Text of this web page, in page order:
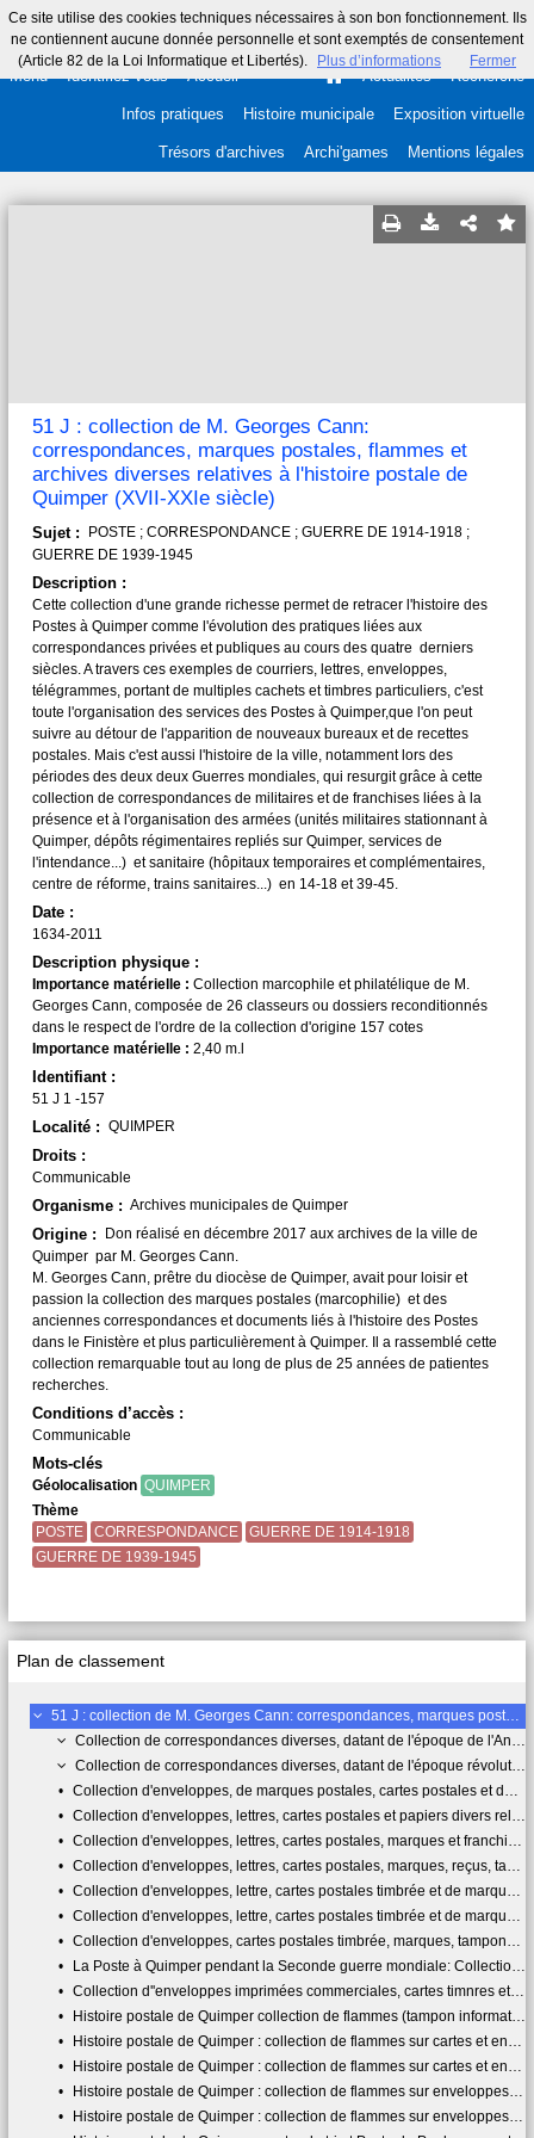
Ce site utilise des cookies techniques nécessaires à son bon fonctionnement. Ils
ne contiennent aucune donnée personnelle et sont exemptés de consentement
(Article 82 de la Loi Informatique et Libertés).
Plus d’informations Fermer
Menu Identifiez-vous Accueil Actualités Recherche
Infos pratiques Histoire municipale Exposition virtuelle
Trésors d'archives Archi'games Mentions légales
Plan de classement
51 J : collection de M. Georges Cann: correspondances, marques postales, flammes et archives diverses relatives à l'histoire postale de Quimper (XVII-XXIe siècle)
Collection de correspondances diverses, datant de l'époque de l'Ancien Régime provenant de Quimper ou ayant transité par la Poste de Quimper.
Collection de correspondances diverses, datant de l'époque révolutionnaire jusqu'à 1849 provenant de Quimper ou ayant transité par la Poste de Quimper. Période antérieure à l'invention du timbre.
•
Collection d'enveloppes, de marques postales, cartes postales et de correspondances, datant de 1850 à 1914 provenant de Quimper ou ayant transité par la Poste de Quimper. Collection couvrant la période comprise depuis l'invention du timbre en France jusqu'en 1906
•
Collection d'enveloppes, lettres, cartes postales et papiers divers relatifs à l'organisation et à la présence des services des armées à Quimper pendant la Grande Guerre: dépôt régimentaires, intendance, hôpitaux militaires, centre de réforme, etc...
•
Collection d'enveloppes, lettres, cartes postales, marques et franchises postale relatives à l'histoire des Postes à Quimper
•
Collection d'enveloppes, lettres, cartes postales, marques, reçus, taxes et franchises postales relatives à l'histoire des Postes à Quimper
•
Collection d'enveloppes, lettre, cartes postales timbrée et de marque, tampons, flammes, franchises et taxes postales et archives diverses relatives à l'histoire postale de Quimper
•
Collection d'enveloppes, lettre, cartes postales timbrée et de marque, tampons, flammes, franchises et taxes postales et archives diverses relatives à l'histoire postale de Quimper
•
Collection d'enveloppes, cartes postales timbrée, marques, tampons, flammes, franchises et taxes postales diverses relatives à l'histoire postale de Quimper
•
La Poste à Quimper pendant la Seconde guerre mondiale: Collection d'enveloppes, cartes postales timbrée, marques, tampons, flammes, franchises et taxes postales, documents divers.
•
Collection d''enveloppes imprimées commerciales, cartes timnres et enveloppes éditées à l'occasion de commémorations diverses (Laennec, Max Jacob, la Révolution française, la lutte bretonne, le festival de Cornouaille, l'histoire de la gare, les faïenceries, cartes de l'association philatélique de Quimper, journées du timbre, documents divers.
•
Histoire postale de Quimper collection de flammes (tampon informatif associés à un cachet dateur) et decachets utilisés par les Postes de Quimper
•
Histoire postale de Quimper : collection de flammes sur cartes et enveloppes (tampon informatif associés à un cachet dateur sur une correspondance) et de cachets utilisés par les Postes de Quimper, RP (recette principale), Centre de tri, bureau de Quimper Penhars
•
Histoire postale de Quimper : collection de flammes sur cartes et enveloppes (tampon informatif associés à un cachet dateur sur une correspondance) et de cachets utilisés par la Poste de Quimper
•
Histoire postale de Quimper : collection de flammes sur enveloppes (tampon informatif associés à un cachet dateur sur une correspondance) et de cachets utilisés par la Poste de Quimper.
•
Histoire postale de Quimper : collection de flammes sur enveloppes (tampon informatif associés à un cachet dateur sur un support de correspondance) et de cachets utilisés par la Poste de Quimper.
51 J : collection de M. Georges Cann:
correspondances, marques postales, flammes et
archives diverses relatives à l'histoire postale de
Quimper (XVII-XXIe siècle)
Sujet :
POSTE ; CORRESPONDANCE ; GUERRE DE 1914-1918 ;
GUERRE DE 1939-1945
Description :
Cette collection d'une grande richesse permet de retracer l'histoire des
Postes à Quimper comme l'évolution des pratiques liées aux
correspondances privées et publiques au cours des quatre derniers
siècles. A travers ces exemples de courriers, lettres, enveloppes,
télégrammes, portant de multiples cachets et timbres particuliers, c'est
toute l'organisation des services des Postes à Quimper,que l'on peut
suivre au détour de l'apparition de nouveaux bureaux et de recettes
postales. Mais c'est aussi l'histoire de la ville, notamment lors des
périodes des deux deux Guerres mondiales, qui resurgit grâce à cette
collection de correspondances de militaires et de franchises liées à la
présence et à l'organisation des armées (unités militaires stationnant à
Quimper, dépôts régimentaires repliés sur Quimper, services de
l'intendance...) et sanitaire (hôpitaux temporaires et complémentaires,
centre de réforme, trains sanitaires...) en 14-18 et 39-45.
Date :
1634-2011
Description physique :
Importance matérielle : Collection marcophile et philatélique de M.
Georges Cann, composée de 26 classeurs ou dossiers reconditionnés
dans le respect de l'ordre de la collection d'origine 157 cotes
Importance matérielle : 2,40 m.l
Identifiant :
51 J 1 -157
Localité : QUIMPER
Droits :
Communicable
Organisme : Archives municipales de Quimper
Origine :
Don réalisé en décembre 2017 aux archives de la ville de
Quimper par M. Georges Cann.
M. Georges Cann, prêtre du diocèse de Quimper, avait pour loisir et
passion la collection des marques postales (marcophilie) et des
anciennes correspondances et documents liés à l'histoire des Postes
dans le Finistère et plus particulièrement à Quimper. Il a rassemblé cette
collection remarquable tout au long de plus de 25 années de patientes
recherches.
Conditions d’accès :
Communicable
Mots-clés
Géolocalisation QUIMPER
Thème
POSTE
CORRESPONDANCE
GUERRE DE 1914-1918
GUERRE DE 1939-1945